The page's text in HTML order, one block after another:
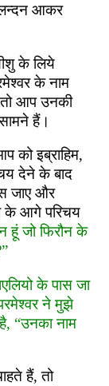
आकर
के लिये
के नाम
आप उनकी
हैं।
इब्राहिम,
देने के बाद
जाए और
के आगे परिचय
हूं जो फिरौन के
के पास जा
ने मुझे
“उनका नाम
हैं, तो